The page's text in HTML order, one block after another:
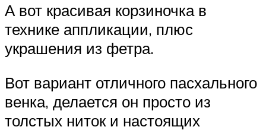
А вот красивая корзиночка в
технике аппликации, плюс
украшения из фетра.
Вот вариант отличного пасхального
венка, делается он просто из
толстых ниток и настоящих